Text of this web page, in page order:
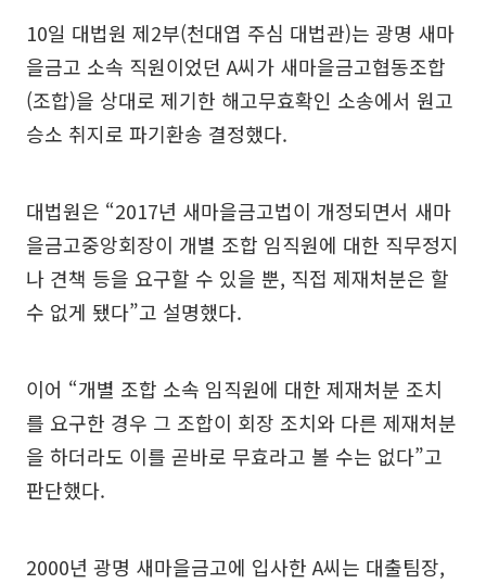
10일 대법원 제2부(천대엽 주심 대법관)는 광명 새마
을금고 소속 직원이었던 A씨가 새마을금고협동조합
(조합)을 상대로 제기한 해고무효확인 소송에서 원고
승소 취지로 파기환송 결정했다.
대법원은 “2017년 새마을금고법이 개정되면서 새마
을금고중앙회장이 개별 조합 임직원에 대한 직무정지
나 견책 등을 요구할 수 있을 뿐, 직접 제재처분은 할
수 없게 됐다”고 설명했다.
이어 “개별 조합 소속 임직원에 대한 제재처분 조치
를 요구한 경우 그 조합이 회장 조치와 다른 제재처분
을 하더라도 이를 곧바로 무효라고 볼 수는 없다”고
판단했다.
2000년 광명 새마을금고에 입사한 A씨는 대출팀장,